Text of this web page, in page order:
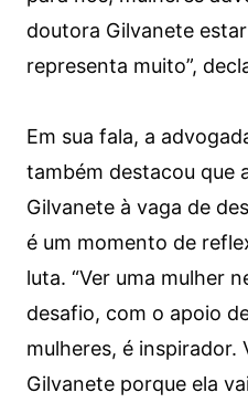
doutora Gilvanete
representa muito”,
Em sua fala, a
também destacou que
Gilvanete à vaga de
é um momento de
luta. “Ver uma mulher
desafio, com o apoio
mulheres, é inspirador.
Gilvanete porque ela